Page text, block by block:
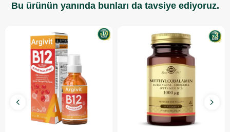
Bu ürünün yanında bunları da tavsiye ediyoruz.